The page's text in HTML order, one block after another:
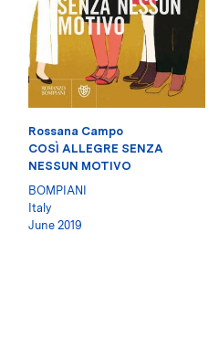
Rossana Campo
COSÌ ALLEGRE SENZA
NESSUN MOTIVO
BOMPIANI
Italy
June 2019